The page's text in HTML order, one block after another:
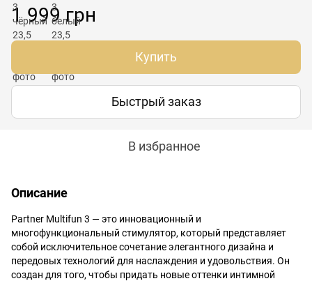
1 999 грн
Купить
Быстрый заказ
В избранное
Описание
Partner Multifun 3 — это инновационный и
многофункциональный стимулятор, который представляет
собой исключительное сочетание элегантного дизайна и
передовых технологий для наслаждения и удовольствия. Он
создан для того, чтобы придать новые оттенки интимной